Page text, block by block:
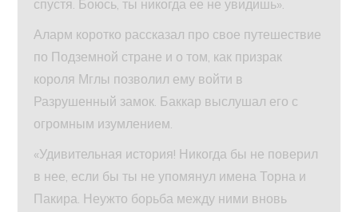
спустя. Боюсь, ты никогда ее не увидишь».
Аларм коротко рассказал про свое путешествие
по Подземной стране и о том, как призрак
короля Мглы позволил ему войти в
Разрушенный замок. Баккар выслушал его с
огромным изумлением.
«Удивительная история! Никогда бы не поверил
в нее, если бы ты не упомянул имена Торна и
Пакира. Неужто борьба между ними вновь